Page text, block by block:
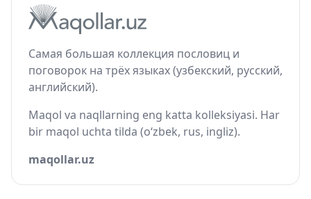
Самая большая коллекция пословиц и
поговорок на трёх языках (узбекский, русский,
английский).
Maqol va naqllarning eng katta kolleksiyasi. Har
bir maqol uchta tilda (o‘zbek, rus, ingliz).
maqollar.uz